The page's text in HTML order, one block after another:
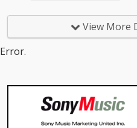
View More
Error.